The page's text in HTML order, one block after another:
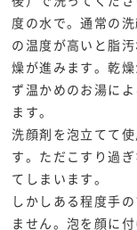
度の水で。通常の
の温度が高いと脂
燥が進みます。乾
ず温かめのお湯に
ます。
洗顔剤を泡立てて
す。ただこすり過
てしまいます。
しかしある程度手
ません。泡を顔に